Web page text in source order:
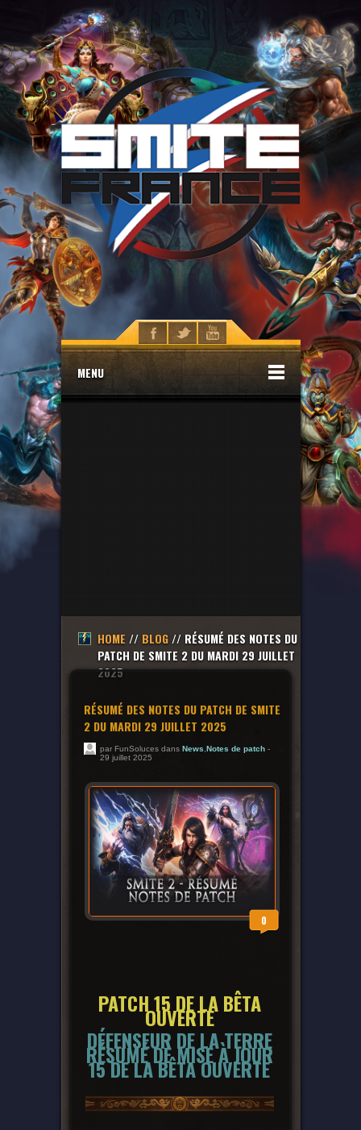
MENU
HOME // BLOG// RÉSUMÉ DES NOTES DU
PATCH DE SMITE 2 DU MARDI 29 JUILLET
2025
RÉSUMÉ DES NOTES DU PATCH DE SMITE
2 DU MARDI 29 JUILLET 2025
par FunSoluces dans News, Notes de patch-
29 juillet 2025
0
PATCH 15 DE LA BÊTA
OUVERTE
DÉFENSEUR DE LA TERRE
RÉSUMÉ DE MISE À JOUR
15 DE LA BÊTA OUVERTE